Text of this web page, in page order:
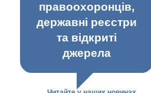
правоохоронців,
державні реєстри
та відкриті
джерела